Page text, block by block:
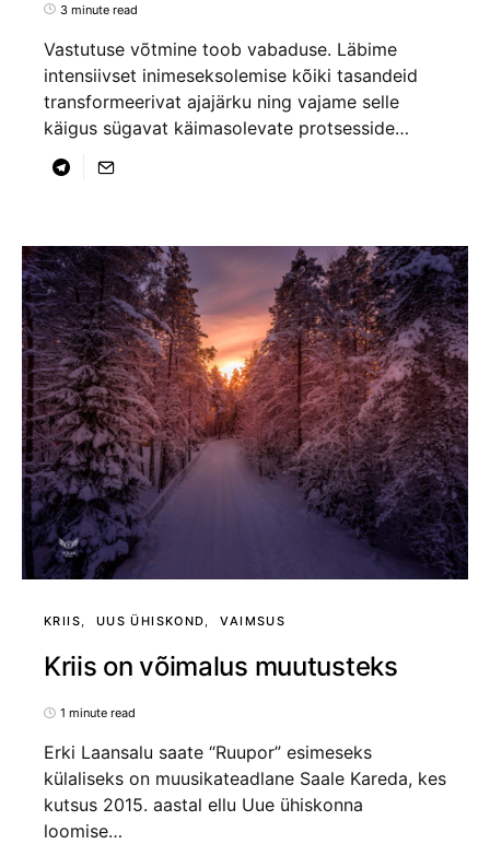
3 minute read
Vastutuse võtmine toob vabaduse. Läbime
intensiivset inimeseksolemise kõiki tasandeid
transformeerivat ajajärku ning vajame selle
käigus sügavat käimasolevate protsesside…
KRIIS UUS ÜHISKOND VAIMSUS
Kriis on võimalus muutusteks
1 minute read
Erki Laansalu saate “Ruupor” esimeseks
külaliseks on muusikateadlane Saale Kareda, kes
kutsus 2015. aastal ellu Uue ühiskonna
loomise…